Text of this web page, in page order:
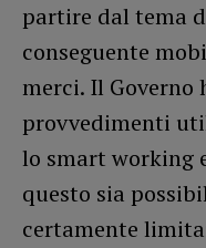
partire dal tema
conseguente
merci. Il Governo
provvedimenti
lo smart working
questo sia
certamente